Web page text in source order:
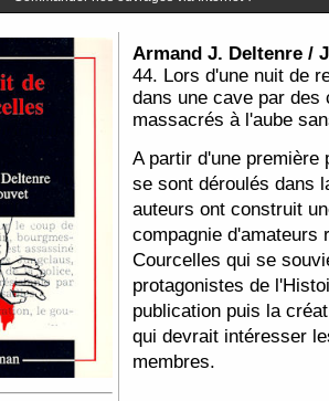
Armand J. Deltenre /
44. Lors d'une nuit de
dans une cave par
massacrés à l'aube
A partir d'une première
se sont déroulés dans
auteurs ont construit
compagnie d'amateurs
Courcelles qui se
protagonistes de
publication puis la
qui devrait intéresser
membres.